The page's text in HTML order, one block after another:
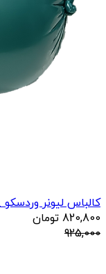
کالباس لیونر وردسکو
820,800 تومان
925,000